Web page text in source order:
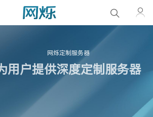
网烁定制服务器
提供深度定制服务器
应用计算机，创新应用服务
了解更多